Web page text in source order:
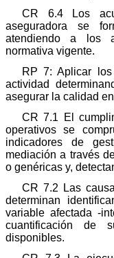
CR 6.4 Los
aseguradora se
atendiendo a los
normativa vigente.
RP 7: Aplicar
actividad
asegurar la calidad
CR 7.1 El
operativos se
indicadores de
mediación a través
o genéricas y,
CR 7.2 Las
determinan
variable afectada -
cuantificación de
disponibles.